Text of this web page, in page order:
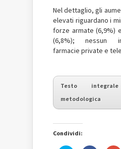
Nel dettaglio, gli
elevati riguardano i
forze armate (6,9%)
(6,8%); nessun
farmacie private e
Testo
metodologica
Condividi: